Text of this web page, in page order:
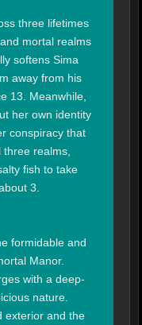
three lifetimes
mortal realms
softens Sima
away from his
13. Meanwhile,
her own identity
conspiracy that
three realms,
fish to take
3.
formidable and
Manor.
with a deep-
nature.
exterior and the